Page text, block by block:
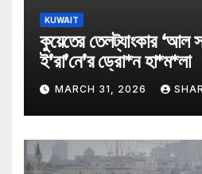
KUWAIT
কুয়েতের তেলট্যাংকার ‘আল
ই’রা’নে’র ড্রো*ন হা*ম*লা
MARCH 31, 2026